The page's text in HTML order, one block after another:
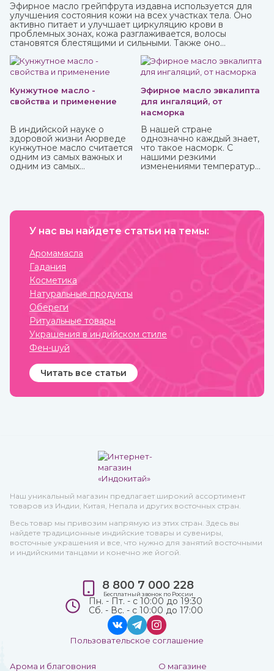
Эфирное масло грейпфрута издавна используется для
улучшения состояния кожи на всех участках тела. Оно
активно питает и улучшает циркуляцию крови в
проблемных зонах, кожа разглаживается, волосы
становятся блестящими и сильными. Также оно
жизненными силами.
Кунжутное масло -
свойства и применение
В индийской науке о
здоровой жизни Аюрведе
кунжутное масло считается
одним из самых важных и
одним из самых
применения.
Эфирное масло эвкалипта
для ингаляций, от
насморка
В нашей стране
однозначно каждый знает,
что такое насморк. С
нашими резкими
изменениями температуры,
выздоравливающие вновь
продолжаться до
У нас вы найдете статьи на темы:
Аромамасла
Гадания
Косметика
Натуральные продукты
Обереги
Ритуальные товары
Украшения в индийском стиле
Фен-шуй
Читать все статьи
Наш уникальный магазин предлагает широкий ассортимент
товаров из Индии, Китая, Непала и других восточных стран.
Весь товар мы привозим напрямую из этих стран. Здесь вы
найдете традиционные индийские товары и сувениры,
восточные украшения и все, что нужно для занятий восточными
и индийскими танцами и конечно же йогой.
Арома и благовония О магазине
8 800 7 000 228
Бесплатный звонок по России
Пн. - Пт. - с 10:00 до 19:30
Сб. - Вс. - с 10:00 до 17:00
Пользовательское соглашение